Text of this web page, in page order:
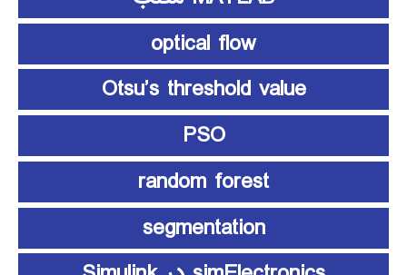
optical flow
Otsu’s threshold value
PSO
random forest
segmentation